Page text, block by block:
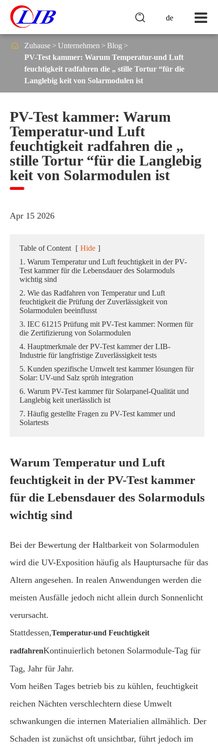
de

 Zuhause Unternehmen
Blog
PV-Test kammer: Warum Temperatur-und Luft
feuchtigkeit radfahren die „ stille Tortur “für die
Langlebig keit von Solarmodulen ist
PV-Test kammer: Warum
Temperatur-und Luft
feuchtigkeit radfahren die „
stille Tortur “für die Langlebig
keit von Solarmodulen ist
Apr 15 2026
Table of Content [ Hide ]
1. Warum Temperatur und Luft feuchtigkeit in der PV-
Test kammer für die Lebensdauer des Solarmoduls
wichtig sind
2. Wie das Radfahren von Temperatur und Luft
feuchtigkeit die Prüfung der Zuverlässigkeit von
Solarmodulen beeinflusst
3. IEC 61215 Prüfung mit PV-Test kammer: Normen für
die Zertifizierung von Solarmodulen
4. Hauptmerkmale der PV-Test kammer der LIB-
Industrie für langfristige Zuverlässigkeit tests
5. Kunden spezifische Umwelt test kammer lösungen für
Solar: UV-und Salz sprüh integration
6. Warum PV-Test kammer für Solarpanel-Qualität und
Langlebig keit unerlässlich ist
7. Häufig gestellte Fragen zu PV-Test kammer und
Solartests
Warum Temperatur und Luft
feuchtigkeit in der PV-Test kammer
für die Lebensdauer des Solarmoduls
wichtig sind
Bei der Bewertung der Haltbarkeit von Solarmodulen
wird die UV-Exposition häufig als Hauptursache für das
Altern angesehen. In realen Anwendungen werden die
meisten Ausfälle jedoch nicht allein durch Sonnenlicht
verursacht.
Stattdessen,Temperatur-und Feuchtigkeit
radfahrenKontinuierlich betonen Solarmodule-Tag für
Tag, Jahr für Jahr.
Vom heißen Tages betrieb bis zu kühlen, feuchtigkeit
reichen Nächten verschlechtern diese Umwelt
schwankungen die internen Materialien allmählich. Der
Schaden ist zunächst oft unsichtbar, führt jedoch im